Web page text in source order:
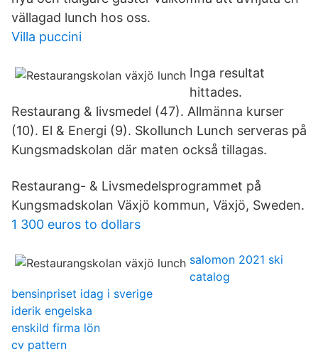
vällagad lunch hos oss.
Villa puccini
Inga resultat
hittades.
Restaurang & livsmedel (47). Allmänna kurser
(10). El & Energi (9). Skollunch Lunch serveras på
Kungsmadskolan där maten också tillagas.
Restaurang- & Livsmedelsprogrammet på
Kungsmadskolan Växjö kommun, Växjö, Sweden.
1 300 euros to dollars
salomon 2021 ski
catalog
bensinpriset idag i sverige
iderik engelska
enskild firma lön
cv pattern